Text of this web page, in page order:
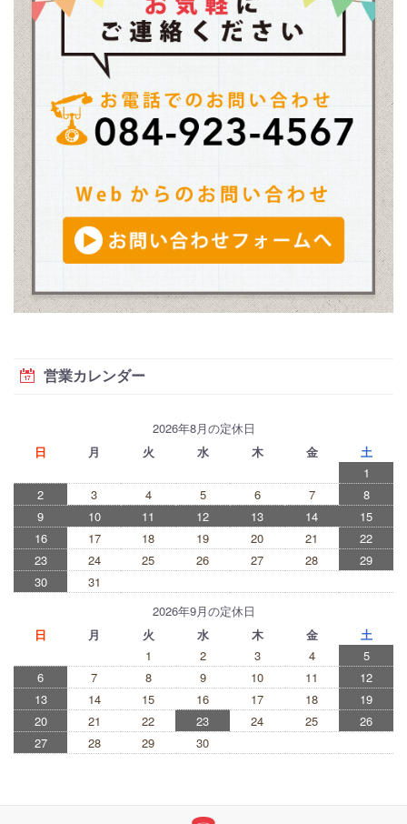
営業カレンダー
2026年8月の定休日
日
月 火 水 木 金
土
1
2
3 4 5 6 7
8
9
10 11 12 13 14
15
16
17 18 19 20 21
22
23
24 25 26 27 28
29
30
31
2026年9月の定休日
日
月 火 水 木 金
土
1
2 3 4
5
6
7 8 9 10 11
12
13
14 15 16 17 18
19
20
21 22 23 24 25
26
27
28 29 30